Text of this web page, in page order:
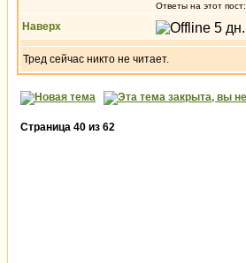
Ответы на этот пост:
Наверх
Тред сейчас никто не читает.
Страница 40 из 62